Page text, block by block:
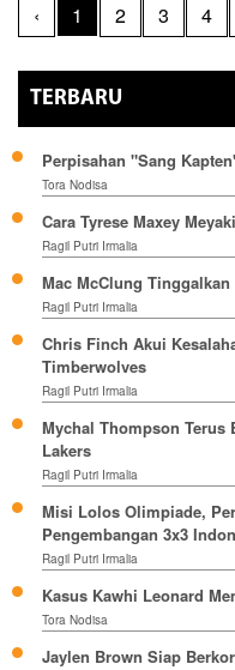
‹ 1 2 3 4
TERBARU
Perpisahan "Sang
Tora Nodisa
Cara Tyrese Maxey
Ragil Putri Irmalia
Mac McClung
Ragil Putri Irmalia
Chris Finch Akui
Timberwolves
Ragil Putri Irmalia
Mychal Thompson Terus
Lakers
Ragil Putri Irmalia
Misi Lolos Olimpiade,
Pengembangan 3x3
Ragil Putri Irmalia
Kasus Kawhi Leonard
Tora Nodisa
Jaylen Brown Siap